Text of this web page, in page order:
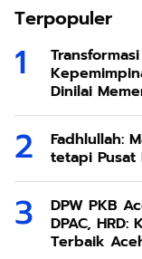
Terpopuler
Dinilai
Fadhlullah:
tetapi Pusat
DPW PKB
DPAC,
Terbaik